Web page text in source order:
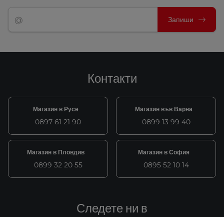
Запиши
Контакти
Магазин в Русе
0897 61 21 90
Магазин във Варна
0899 13 99 40
Магазин в Пловдив
0899 32 20 55
Магазин в София
0895 52 10 14
Следете ни в